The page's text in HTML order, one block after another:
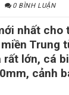
0 BÌNH LUẬN
nhất cho
Trung
rất lớn, cá
cảnh